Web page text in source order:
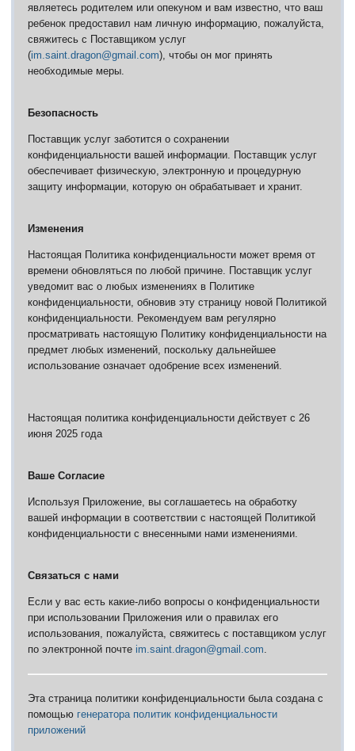
являетесь родителем или опекуном и вам известно, что ваш
ребенок предоставил нам личную информацию, пожалуйста,
свяжитесь с Поставщиком услуг
(im.saint.dragon@gmail.com), чтобы он мог принять
необходимые меры.
Безопасность
Поставщик услуг заботится о сохранении
конфиденциальности вашей информации. Поставщик услуг
обеспечивает физическую, электронную и процедурную
защиту информации, которую он обрабатывает и хранит.
Изменения
Настоящая Политика конфиденциальности может время от
времени обновляться по любой причине. Поставщик услуг
уведомит вас о любых изменениях в Политике
конфиденциальности, обновив эту страницу новой Политикой
конфиденциальности. Рекомендуем вам регулярно
просматривать настоящую Политику конфиденциальности на
предмет любых изменений, поскольку дальнейшее
использование означает одобрение всех изменений.
Настоящая политика конфиденциальности действует с 26
июня 2025 года
Ваше Согласие
Используя Приложение, вы соглашаетесь на обработку
вашей информации в соответствии с настоящей Политикой
конфиденциальности с внесенными нами изменениями.
Связаться с нами
Если у вас есть какие-либо вопросы о конфиденциальности
при использовании Приложения или о правилах его
использования, пожалуйста, свяжитесь с поставщиком услуг
по электронной почтеim.saint.dragon@gmail.com.
Эта страница политики конфиденциальности была создана с
помощью генератора политик конфиденциальности
приложений